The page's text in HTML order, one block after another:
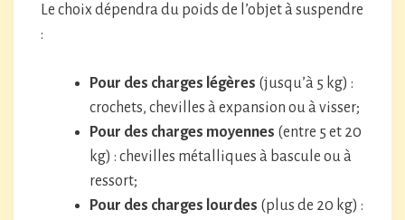
Le choix dépendra du poids de l’objet à suspendre
:
Pour des charges légères (jusqu’à 5 kg) :
crochets, chevilles à expansion ou à visser;
Pour des charges moyennes (entre 5 et 20
kg) : chevilles métalliques à bascule ou à
ressort;
Pour des charges lourdes (plus de 20 kg) :